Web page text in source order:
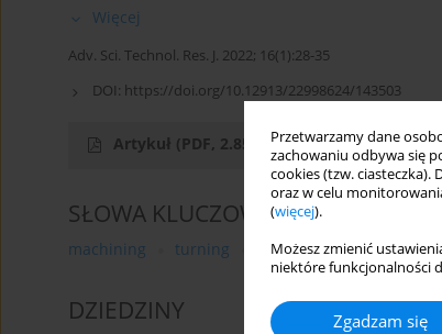
Przetwarzamy dane
zachowaniu odbywa się
cookies (tzw. ciasteczka).
oraz w celu
(więcej).
Możesz zmienić
niektóre funkcjonalności
Zgadzam się
Więcej
Adv. Sci. Technol. Res. J. 2022; 16(1):28-35
DOI: https://doi.org/10.12913/22998624/143503
Artykuł (PDF, 2.85 MB)
SŁOWA KLUCZOWE
machining turning AlSi10Mg aluminum
DZIEDZINY